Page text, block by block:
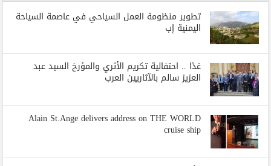
تطوير منظومة العمل السياحي في عاصمة السياحة
اليمنية إب
غدًا .. احتفالية تكريم الأثري والمؤرخ السيد عبد
العزيز سالم بالآثاريين العرب
Alain St.Ange delivers address on THE WORLD
cruise ship